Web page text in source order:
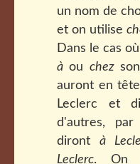
un nom de
et on utilise
Dans le cas
à ou chez
auront en
Leclerc et
d'autres,
diront à
Leclerc. On